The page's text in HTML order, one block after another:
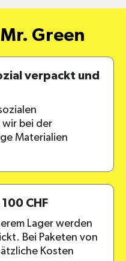
Green
verpackt und
bei der
Materialien
CHF
Lager werden
Bei Paketen von
Kosten